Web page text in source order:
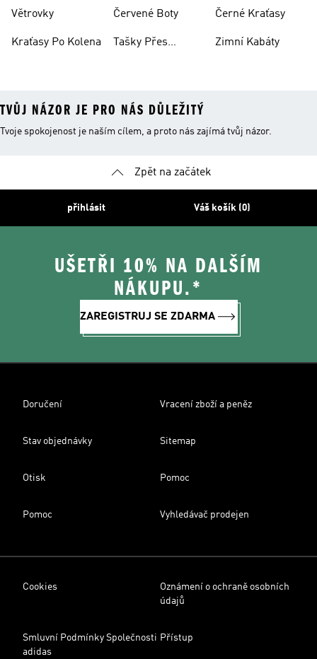
Větrovky
Kraťasy Po Kolena
Červené Boty
Tašky Přes
Černé Kraťasy
Zimní Kabáty
TVŮJ NÁZOR JE PRO NÁS DŮLEŽITÝ
Tvoje spokojenost je naším cílem, a proto nás zajímá tvůj názor.
Zpět na začátek
přihlásit Váš košík (0)
UŠETŘI 10% NA DALŠÍM
NÁKUPU.*
ZAREGISTRUJ SE ZDARMA
Doručení Vracení zboží a peněz
Stav objednávky Sitemap
Otisk Pomoc
Pomoc Vyhledávač prodejen
Cookies
Oznámení o ochraně osobních
údajů
Smluvní Podmínky Společnosti
adidas
Přístup